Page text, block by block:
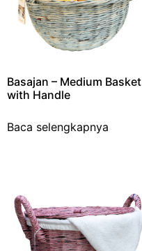
Basajan – Medium Basket
with Handle
Baca selengkapnya